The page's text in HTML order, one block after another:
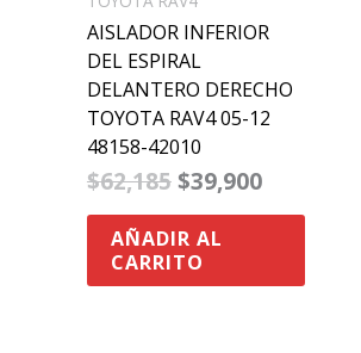
AISLADOR INFERIOR
DEL ESPIRAL
DELANTERO DERECHO
TOYOTA RAV4 05-12
48158-42010
$62,185 $39,900
AÑADIR AL
CARRITO